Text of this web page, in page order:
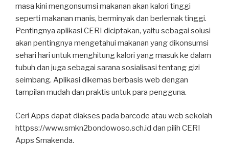
masa kini mengonsumsi makanan akan kalori tinggi
seperti makanan manis, berminyak dan berlemak tinggi.
Pentingnya aplikasi CERI diciptakan, yaitu sebagai solusi
akan pentingnya mengetahui makanan yang dikonsumsi
sehari hari untuk menghitung kalori yang masuk ke dalam
tubuh dan juga sebagai sarana sosialisasi tentang gizi
seimbang. Aplikasi dikemas berbasis web dengan
tampilan mudah dan praktis untuk para pengguna.
Ceri Apps dapat diakses pada barcode atau web sekolah
httpss://www.smkn2bondowoso.sch.id dan pilih CERI
Apps Smakenda.